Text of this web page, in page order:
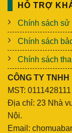
HỖ TRỢ
Chính sách sử
Chính sách
Chính sách
CÔNG TY
MST: 0111428111
Địa chỉ: 23 Nhà
Nội.
Email: